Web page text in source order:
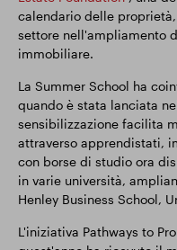
calendario delle
settore nell'ampliamento
immobiliare.
La Summer School ha
quando è stata lanciata
sensibilizzazione facilita
attraverso apprendistati,
con borse di studio ora
in varie università,
Henley Business School,
L'iniziativa Pathways to